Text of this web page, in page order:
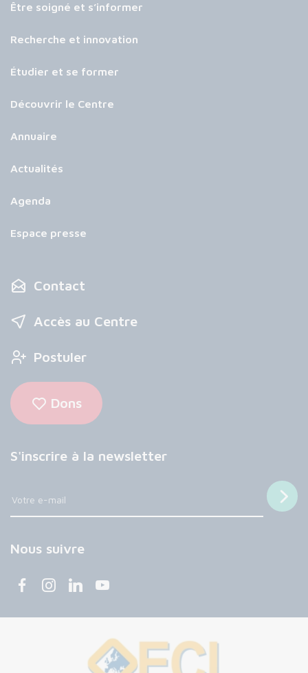
Être soigné et s’informer
Recherche et innovation
Étudier et se former
Découvrir le Centre
Annuaire
Actualités
Agenda
Espace presse
Contact
Accès au Centre
Postuler
Dons
S'inscrire à la newsletter
Nous suivre